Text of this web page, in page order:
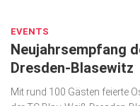
Geschäft
gesund & schön
Gesellschaft
EVENTS
Neujahrsempfang
Dresden-Blasewitz
Mit rund 100 Gästen feierte